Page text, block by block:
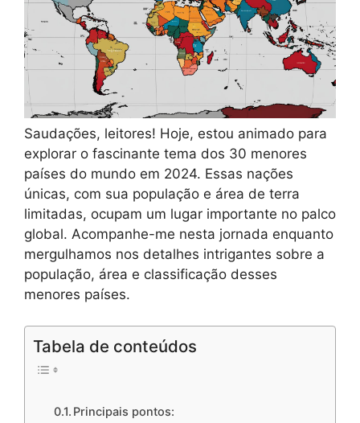
Saudações, leitores! Hoje, estou animado para
explorar o fascinante tema dos 30 menores
países do mundo em 2024. Essas nações
únicas, com sua população e área de terra
limitadas, ocupam um lugar importante no palco
global. Acompanhe-me nesta jornada enquanto
mergulhamos nos detalhes intrigantes sobre a
população, área e classificação desses
menores países.
Tabela de conteúdos
Principais pontos: